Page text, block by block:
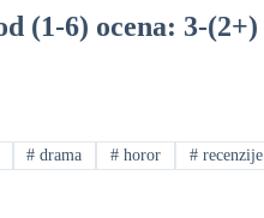
(1-6) ocena: 3-(2+)
# drama # horor # recenzije